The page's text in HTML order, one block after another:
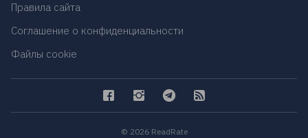
Правила сайта
Соглашение о конфиденциальности
Файлы cookie
© 2026 ReadRate